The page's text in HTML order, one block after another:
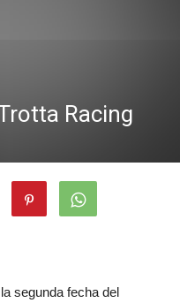
Racing
segunda fecha del